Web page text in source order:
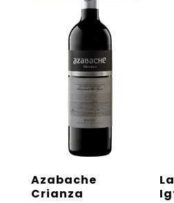
Azabache
Crianza